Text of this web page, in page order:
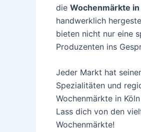
die Wochenmärkte in
handwerklich
bieten nicht nur eine
Produzenten ins
Jeder Markt hat
Spezialitäten und
Wochenmärkte in
Lass dich von den
Wochenmärkte!